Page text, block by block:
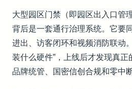
大型园区门禁（即园区出入口管
背后是一套通行治理系统。它要
进出、访客闭环和视频消防联动
装什么硬件”，上线后才发现真
品牌统管、国密信创合规和零中